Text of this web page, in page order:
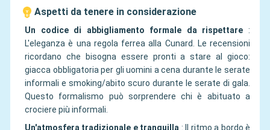
Aspetti da tenere in considerazione
Un codice di abbigliamento formale da rispettare :
L'eleganza è una regola ferrea alla Cunard. Le recensioni
ricordano che bisogna essere pronti a stare al gioco:
giacca obbligatoria per gli uomini a cena durante le serate
informali e smoking/abito scuro durante le serate di gala.
Questo formalismo può sorprendere chi è abituato a
crociere più informali.
Un'atmosfera tradizionale e tranquilla :
Il ritmo a bordo è